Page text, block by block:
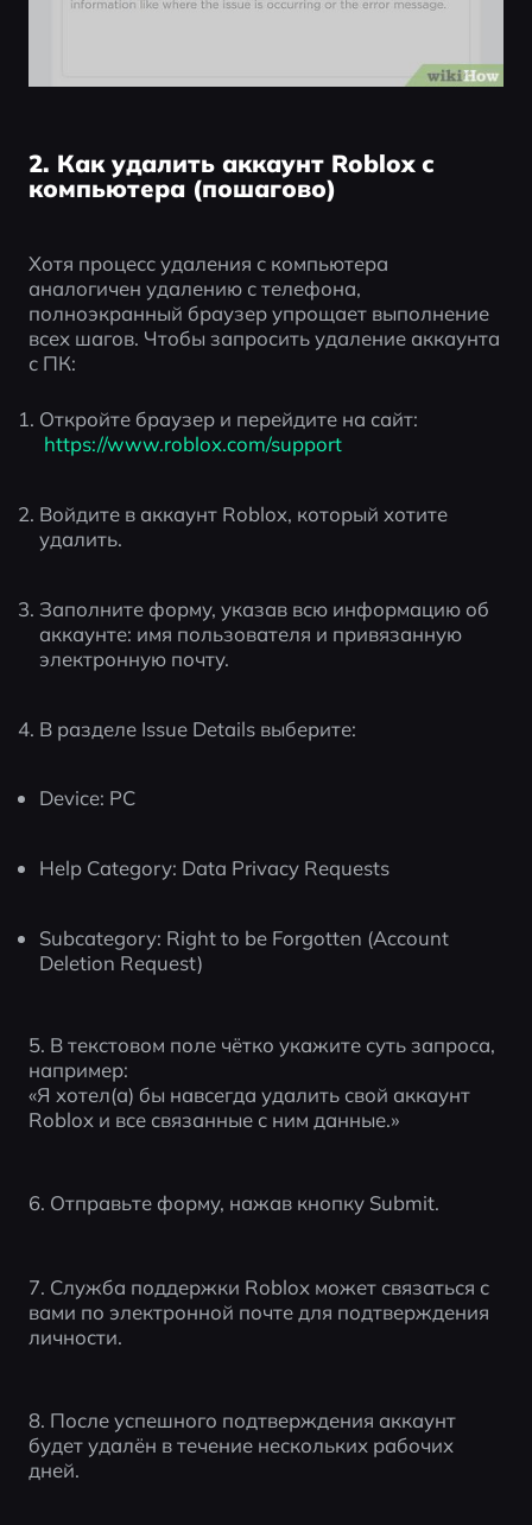
2. Как удалить аккаунт Roblox с
компьютера (пошагово)
Хотя процесс удаления с компьютера
аналогичен удалению с телефона,
полноэкранный браузер упрощает выполнение
всех шагов. Чтобы запросить удаление аккаунта
с ПК:
Откройте браузер и перейдите на сайт:
https://www.roblox.com/support
Войдите в аккаунт Roblox, который хотите
удалить.
Заполните форму, указав всю информацию об
аккаунте: имя пользователя и привязанную
электронную почту.
В разделе Issue Details выберите:
Device: PC
Help Category: Data Privacy Requests
Subcategory: Right to be Forgotten (Account
Deletion Request)
5. В текстовом поле чётко укажите суть запроса,
например:
«Я хотел(а) бы навсегда удалить свой аккаунт
Roblox и все связанные с ним данные.»
6. Отправьте форму, нажав кнопку Submit.
7. Служба поддержки Roblox может связаться с
вами по электронной почте для подтверждения
личности.
8. После успешного подтверждения аккаунт
будет удалён в течение нескольких рабочих
дней.